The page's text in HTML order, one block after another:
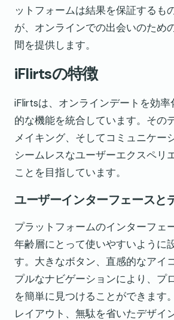
ットフォームは結果を保証するも
が、オンラインでの出会いのため
間を提供します。
iFlirtsの特徴
iFlirtsは、オンラインデートを効率
的な機能を統合しています。その
メイキング、そしてコミュニケー
シームレスなユーザーエクスペリ
ことを目指しています。
ユーザーインターフェースと
プラットフォームのインターフェ
年齢層にとって使いやすいように
す。大きなボタン、直感的なアイ
プルなナビゲーションにより、プ
を簡単に見つけることができます
レイアウト、無駄を省いたデザイ